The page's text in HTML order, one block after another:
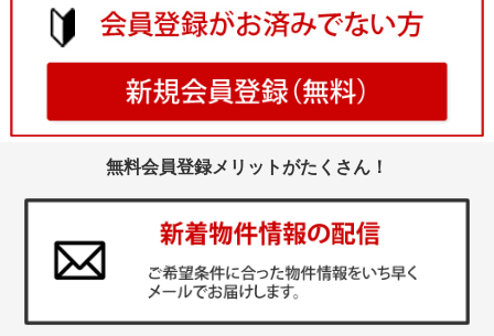
無料会員登録メリットがたくさん！